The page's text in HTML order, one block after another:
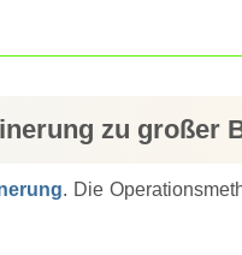
zu großer
. Die